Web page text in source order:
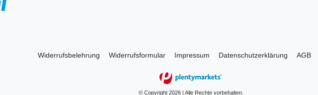
Widerrufs­belehrung Widerrufs­formular Impressum Daten­schutz­erklärung AGB
© Copyright 2026 | Alle Rechte vorbehalten.